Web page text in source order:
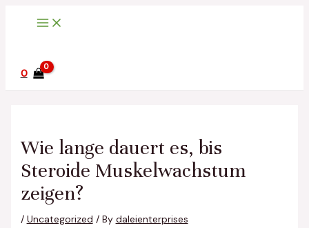
0
Wie lange dauert es, bis
Steroide Muskelwachstum
zeigen?
/ Uncategorized / By daleienterprises
navigation